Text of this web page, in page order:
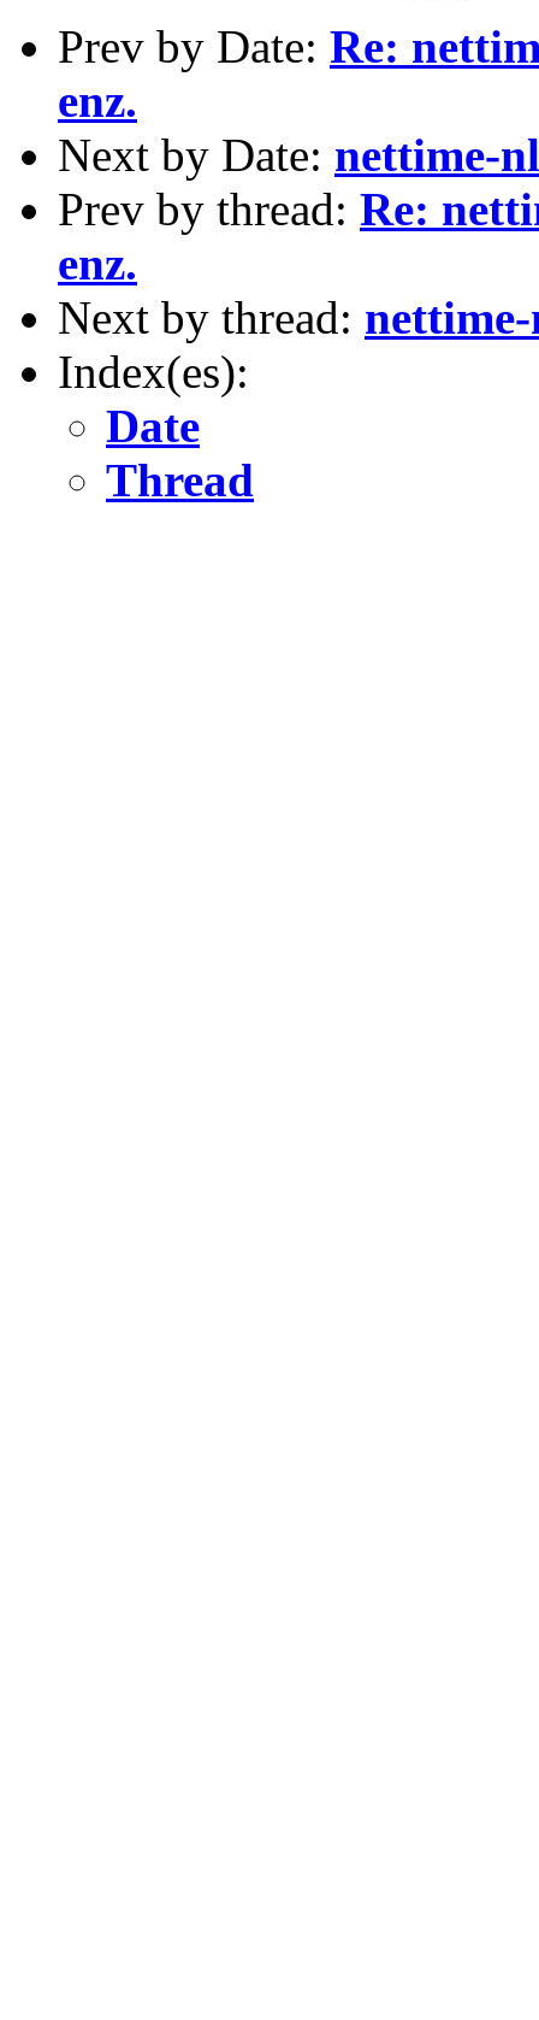
Prev by Date: Re:
enz.
Next by Date: nettime-
Prev by thread: Re:
enz.
Next by thread:
Index(es):
Date
Thread